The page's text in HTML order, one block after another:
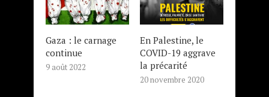
Gaza : le carnage
continue
9 août 2022
En Palestine, le
COVID-19 aggrave
la précarité
20 novembre 2020